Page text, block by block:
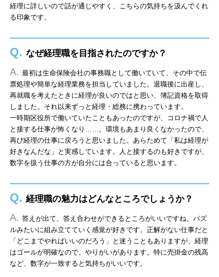
経理に詳しいので話が通じやすく、こちらの気持ちを汲んでくれ
る印象です。
Q. なぜ経理職を目指されたのですか？
A. 最初は生命保険会社の事務職として働いていて、その中で伝
票処理や簡単な経理業務を担当していました。退職後に出産し、
再就職を考えたときに経理が良いのではと思い、簿記資格を取得
しました。それ以来ずっと経理・総務に携わっています。
一時期区役所で働いていたこともあったのですが、コロナ禍で人
と接する仕事が怖くなり……。環境もあまり良くなかったので、
再び経理の仕事に戻ろうと思いました。あらためて「私は経理が
好きなんだな」と実感しています。人と接するのも好きですが、
数字を扱う仕事の方が自分には合っていると思います。
Q. 経理職の魅力はどんなところでしょうか？
A. 答えが出て、答え合わせができるところがいいですね。パズ
ルみたいに組み立てていく感覚が好きです。正解がない仕事だと
「どこまでやればいいのだろう」と迷うこともありますが、経理
はゴールが明確なので、やりがいがあります。特に売掛金の残高
など、数字が一致すると気持ちがいいです。